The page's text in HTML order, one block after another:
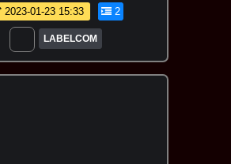
2023-01-23 15:33 2
LABELCOM